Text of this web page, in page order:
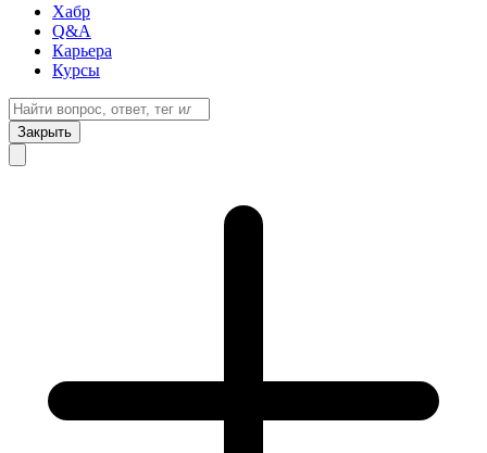
Хабр
Q&A
Карьера
Курсы
Закрыть